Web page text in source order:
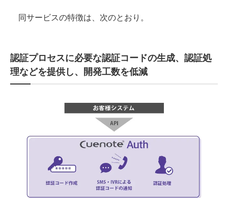
同サービスの特徴は、次のとおり。
認証プロセスに必要な認証コードの生成、認証処
理などを提供し、開発工数を低減